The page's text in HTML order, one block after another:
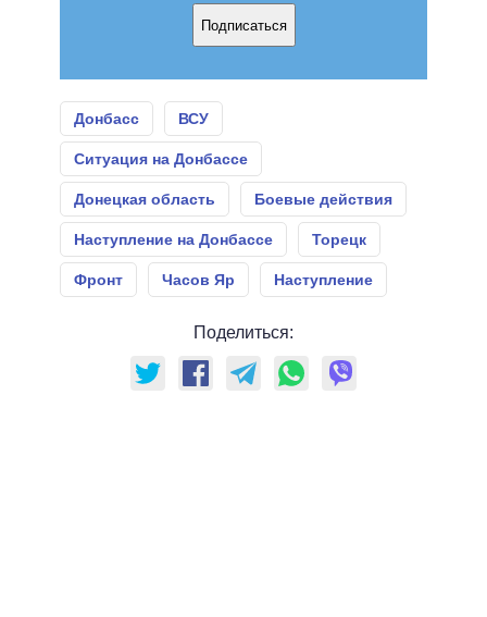
Подписаться
Донбасс ВСУ
Ситуация на Донбассе
Донецкая область Боевые действия
Наступление на Донбассе Торецк
Фронт Часов Яр Наступление
Поделиться: